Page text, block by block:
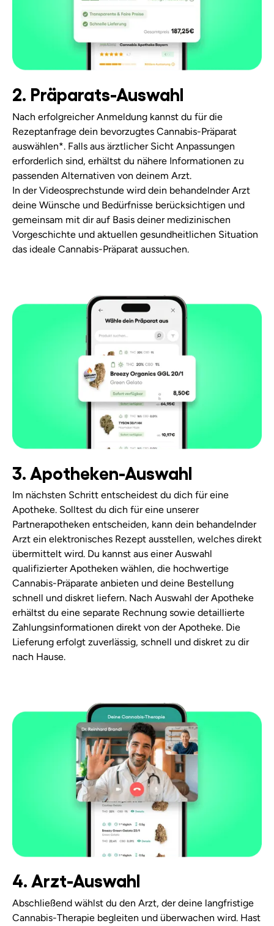
2. Präparats-Auswahl
Nach erfolgreicher Anmeldung kannst du für die
Rezeptanfrage dein bevorzugtes Cannabis-Präparat
auswählen*. Falls aus ärztlicher Sicht Anpassungen
erforderlich sind, erhältst du nähere Informationen zu
passenden Alternativen von deinem Arzt.
In der Videosprechstunde wird dein behandelnder Arzt
deine Wünsche und Bedürfnisse berücksichtigen und
gemeinsam mit dir auf Basis deiner medizinischen
Vorgeschichte und aktuellen gesundheitlichen Situation
das ideale Cannabis-Präparat aussuchen.
3. Apotheken-Auswahl
Im nächsten Schritt entscheidest du dich für eine
Apotheke. Solltest du dich für eine unserer
Partnerapotheken entscheiden, kann dein behandelnder
Arzt ein elektronisches Rezept ausstellen, welches direkt
übermittelt wird. Du kannst aus einer Auswahl
qualifizierter Apotheken wählen, die hochwertige
Cannabis-Präparate anbieten und deine Bestellung
schnell und diskret liefern. Nach Auswahl der Apotheke
erhältst du eine separate Rechnung sowie detaillierte
Zahlungsinformationen direkt von der Apotheke. Die
Lieferung erfolgt zuverlässig, schnell und diskret zu dir
nach Hause.
4. Arzt-Auswahl
Abschließend wählst du den Arzt, der deine langfristige
Cannabis-Therapie begleiten und überwachen wird. Hast